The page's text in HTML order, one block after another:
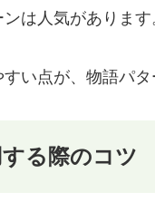
は人気があります
い点が、物語パ
る際のコツ